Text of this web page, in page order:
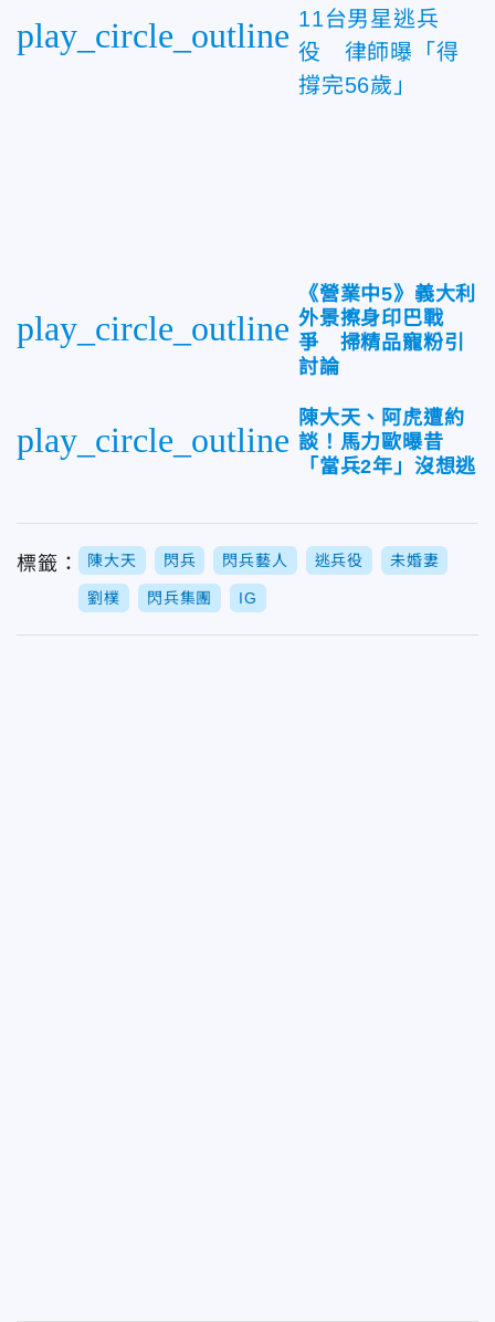
play_circle_outline 11台男星逃兵
役 律師曝「得
撐完56歲」
play_circle_outline
《營業中5》義大利
外景擦身印巴戰
爭 掃精品寵粉引
討論
play_circle_outline
陳大天、阿虎遭約
談！馬力歐曝昔
「當兵2年」沒想逃
標籤： 陳大天 閃兵 閃兵藝人 逃兵役 未婚妻
劉樸 閃兵集團 IG